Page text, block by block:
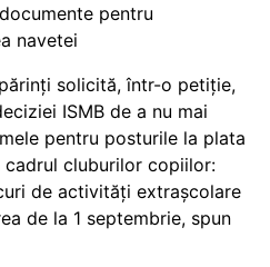
pentru
navetei
solicită, într-o petiție,
ISMB de a nu mai
pentru posturile la plata
cadrul cluburilor copiilor:
de activități extrașcolare
de la 1 septembrie, spun